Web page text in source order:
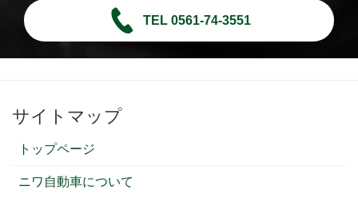
TEL 0561-74-3551
サイトマップ
トップページ
ニワ自動車について